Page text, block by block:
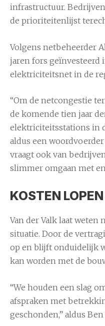
infrastructuur.
de prioriteitenlijst
Volgens netbeheerder
jaren fors
elektriciteitsnet in de
“Om de netcongestie
de komende tien jaar
elektriciteitsstations in
aldus een
vraagt ook van
slimmer omgaan met
KOSTEN
Van der Valk laat weten
situatie. Door de
op en blijft onduidelijk
kan worden met de
“We houden een slag
afspraken met
geschonden,” aldus